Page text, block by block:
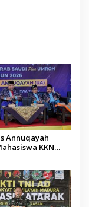
Annuqayah
KKN